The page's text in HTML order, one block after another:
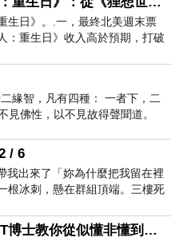
生日》。.一，最終北美週末票
：重生日》收入高於預期，打破
局之戰》記錄，成為
緣智，凡有四種： 一者下，二
佛性，以不見故得聲聞道。
/ 6
我出來了「妳為什麼把我留在裡
根冰刺，懸在群組頂端。三樓死
。那個人確實站在
技能密碼：MIT博士教你從似懂非懂到穩定輸出，把專業變事業的職能升級攻略 /麥特．比恩(容錯)